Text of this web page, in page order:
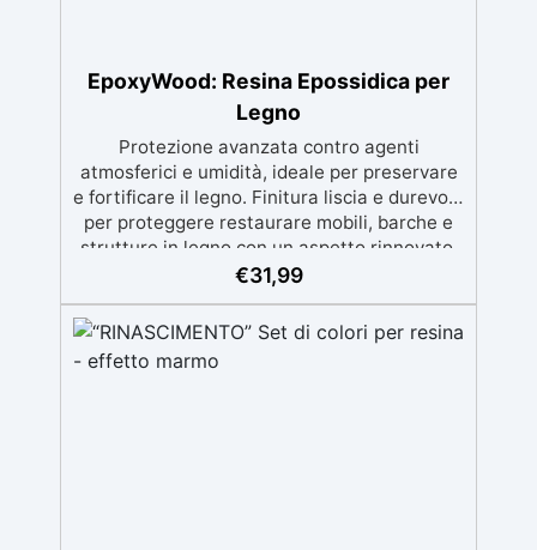
EpoxyWood: Resina Epossidica per
Legno
Protezione avanzata contro agenti
atmosferici e umidità, ideale per preservare
e fortificare il legno. Finitura liscia e durevole
per proteggere restaurare mobili, barche e
strutture in legno con un aspetto rinnovato.
Stabilizzazione del legno senza bolle d’aria,
nel tempo. Elevata resistenza chimica e
meccanica, facilmente colorabile per progetti
creativi e robusti. Adatta a diverse superfici,
€31,99